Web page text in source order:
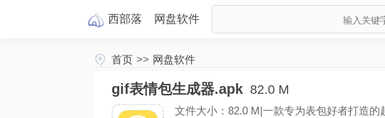
西部落 网盘软件
首页 >> 网盘软件
gif表情包生成器.apk 82.0 M
文件大小：82.0 M|一款专为表包好者打造